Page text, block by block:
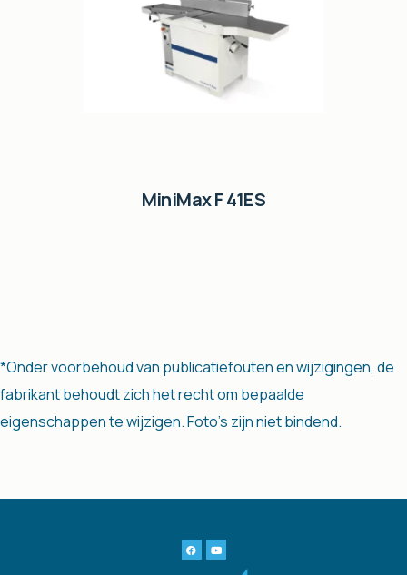
MiniMax F 41ES
*Onder voorbehoud van publicatiefouten en wijzigingen, de
fabrikant behoudt zich het recht om bepaalde
eigenschappen te wijzigen. Foto's zijn niet bindend.